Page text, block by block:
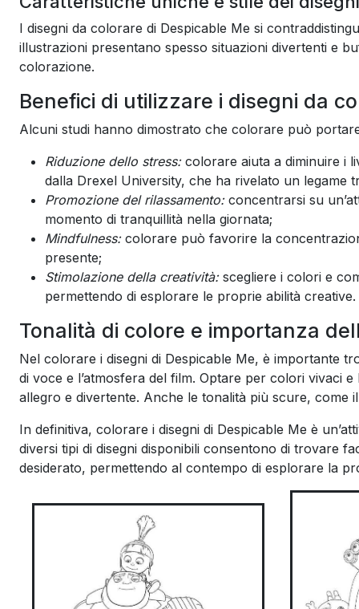
I disegni da colorare di Despicable Me si
illustrazioni presentano spesso situazioni divertenti e
colorazione.
Benefici di utilizzare i disegni da
Alcuni studi hanno dimostrato che colorare può
Riduzione dello stress:colorare aiuta a diminuire i
dalla Drexel University, che ha rivelato un legame
Promozione del rilassamento:concentrarsi su
momento di tranquillità nella giornata;
Mindfulness:colorare può favorire la
presente;
Stimolazione della creatività:scegliere i colori e
permettendo di esplorare le proprie abilità creative.
Tonalità di colore e importanza
Nel colorare i disegni di Despicable Me, è importante
di voce e l’atmosfera del film. Optare per colori vivaci
allegro e divertente. Anche le tonalità più scure, come
In definitiva, colorare i disegni di Despicable Me è
diversi tipi di disegni disponibili consentono di trovare
desiderato, permettendo al contempo di esplorare la